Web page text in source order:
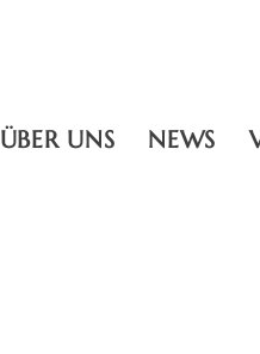
ÜBER UNS NEWS